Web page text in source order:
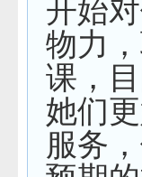
开始
物力
课，
她们
服务